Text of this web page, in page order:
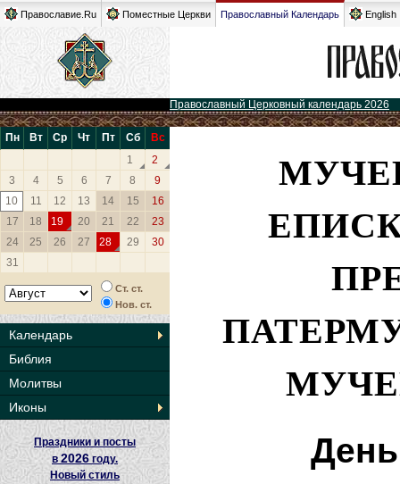
Православие.Ru Поместные Церкви Православный Календарь English
Православный Церковный календарь 2026
Пн Вт Ср Чт Пт Сб
Вс
1
2
3
4 5 6 7 8
9
10
11 12 13 14 15
16
17
18 19 20 21 22
23
24
25 26 27 28 29
30
31
Ст. ст.
Нов. ст.
Календарь
Библия
Молитвы
Иконы
Праздники и посты
в 2026 году.
Новый стиль